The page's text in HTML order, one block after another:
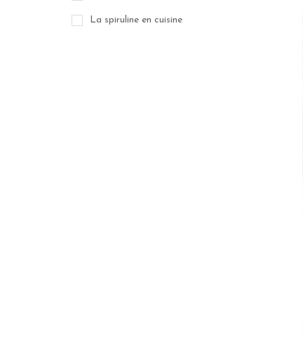
La spiruline en cuisine